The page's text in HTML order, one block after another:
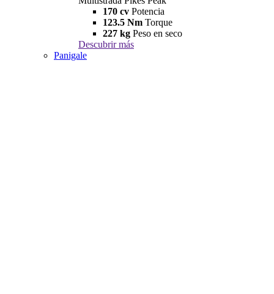
170 cv Potencia
123.5 Nm Torque
227 kg Peso en seco
Descubrir más
Panigale